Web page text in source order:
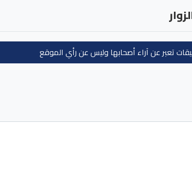
تعبر عن آراء أصحابها وليس عن رأي الموقع